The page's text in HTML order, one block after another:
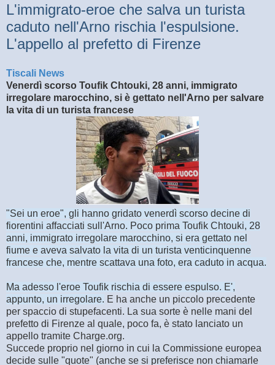
L'immigrato-eroe che salva un turista
caduto nell'Arno rischia l'espulsione.
L'appello al prefetto di Firenze
Tiscali News
Venerdì scorso Toufik Chtouki, 28 anni, immigrato
irregolare marocchino, si è gettato nell'Arno per salvare
la vita di un turista francese
"Sei un eroe", gli hanno gridato venerdì scorso decine di
fiorentini affacciati sull'Arno. Poco prima Toufik Chtouki, 28
anni, immigrato irregolare marocchino, si era gettato nel
fiume e aveva salvato la vita di un turista venticinquenne
francese che, mentre scattava una foto, era caduto in acqua.
Ma adesso l'eroe Toufik rischia di essere espulso. E',
appunto, un irregolare. E ha anche un piccolo precedente
per spaccio di stupefacenti. La sua sorte è nelle mani del
prefetto di Firenze al quale, poco fa, è stato lanciato un
appello tramite Charge.org.
Succede proprio nel giorno in cui la Commissione europea
decide sulle "quote" (anche se si preferisce non chiamarle